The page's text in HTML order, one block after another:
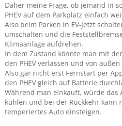
Daher meine Frage, ob jemand in
PHEV auf dem Parkplatz einfach
Also beim Parken in EV-Jetzt
umschalten und die
Klimaanlage aufdrehen.
In dem Zustand könnte man mit
den PHEV verlassen und von
Also gar nicht erst Fernstart per
den PHEV gleich auf Batterie
Während man einkauft, würde das
kühlen und bei der Rückkehr kann
temperiertes Auto einsteigen.